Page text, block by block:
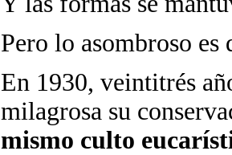
Pero lo asombroso es
En 1930, veintitrés
milagrosa su
mismo culto